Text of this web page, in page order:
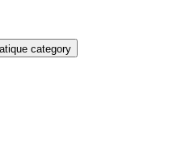
category